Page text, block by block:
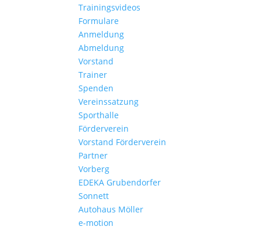
Trainingsvideos
Formulare
Anmeldung
Abmeldung
Vorstand
Trainer
Spenden
Vereinssatzung
Sporthalle
Förderverein
Vorstand Förderverein
Partner
Vorberg
EDEKA Grubendorfer
Sonnett
Autohaus Möller
e-motion